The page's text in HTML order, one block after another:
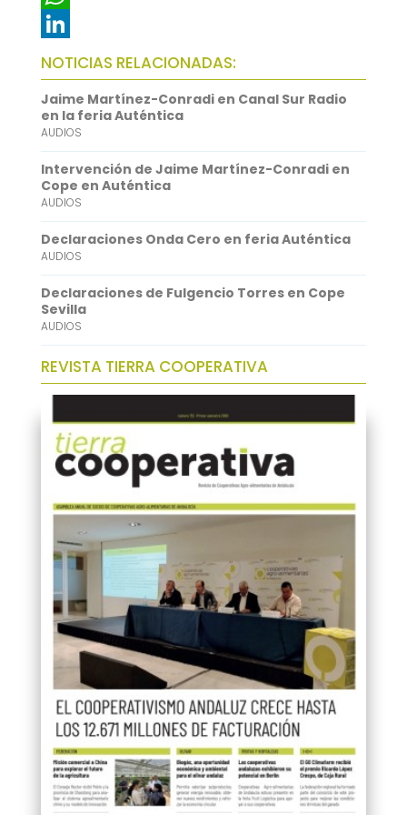
e
b
o
o
k
t
t
e
r
m
a
i
l
W
h
a
t
s
A
p
p
L
i
n
k
e
d
I
n
NOTICIAS RELACIONADAS:
Jaime Martínez-Conradi en Canal Sur Radio
en la feria Auténtica
AUDIOS
Intervención de Jaime Martínez-Conradi en
Cope en Auténtica
AUDIOS
Declaraciones Onda Cero en feria Auténtica
AUDIOS
Declaraciones de Fulgencio Torres en Cope
Sevilla
AUDIOS
REVISTA TIERRA COOPERATIVA